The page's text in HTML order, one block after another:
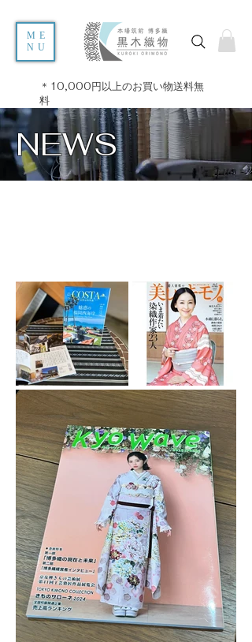
ME
NU
＊10,000円以上のお買い物送料無
料
NEWS ​